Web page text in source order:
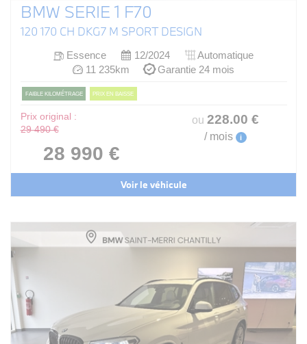
BMW SERIE 1 F70
120 170 CH DKG7 M SPORT DESIGN
Essence 12/2024
Automatique
11 235km
Garantie 24 mois
FAIBLE KILOMÉTRAGE PRIX EN BAISSE
Prix original :
29 490 €
28 990 €
ou 228.00 €
/ mois i
Voir le véhicule